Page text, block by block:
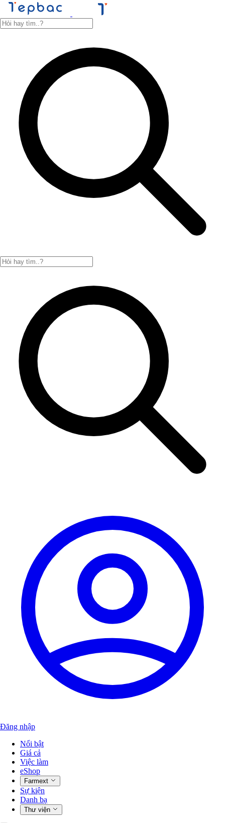
Đăng nhập
Nổi bật
Giá cả
Việc làm
eShop
Farmext
Sự kiện
Danh bạ
Thư viện